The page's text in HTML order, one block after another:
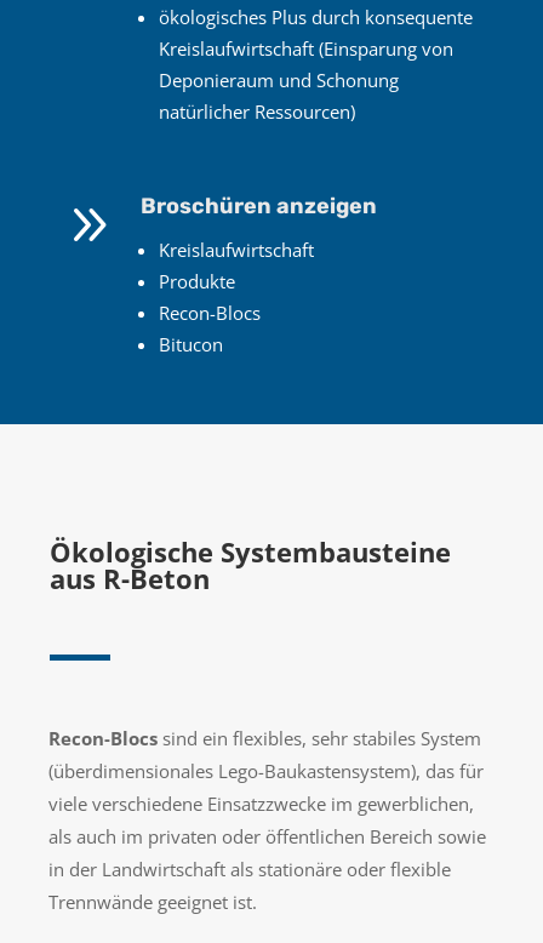
ökologisches Plus durch konsequente
Kreislaufwirtschaft (Einsparung von
Deponieraum und Schonung
natürlicher Ressourcen)
9 Broschüren anzeigen
Kreislaufwirtschaft
Produkte
Recon-Blocs
Bitucon
Ökologische Systembausteine
aus R-Beton
Recon-Blocs sind ein flexibles, sehr stabiles System
(überdimensionales Lego-Baukastensystem), das für
viele verschiedene Einsatzzwecke im gewerblichen,
als auch im privaten oder öffentlichen Bereich sowie
in der Landwirtschaft als stationäre oder flexible
Trennwände geeignet ist.